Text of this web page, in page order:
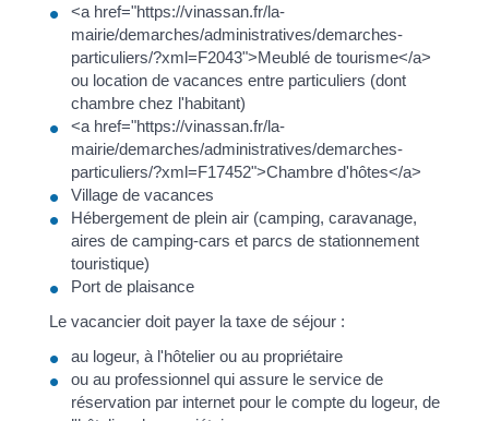
<a href="https://vinassan.fr/la-
mairie/demarches/administratives/demarches-
particuliers/?xml=F2043">Meublé de tourisme</a>
ou location de vacances entre particuliers (dont
chambre chez l'habitant)
<a href="https://vinassan.fr/la-
mairie/demarches/administratives/demarches-
particuliers/?xml=F17452">Chambre d'hôtes</a>
Village de vacances
Hébergement de plein air (camping, caravanage,
aires de camping-cars et parcs de stationnement
touristique)
Port de plaisance
Le vacancier doit payer la taxe de séjour :
au logeur, à l'hôtelier ou au propriétaire
ou au professionnel qui assure le service de
réservation par internet pour le compte du logeur, de